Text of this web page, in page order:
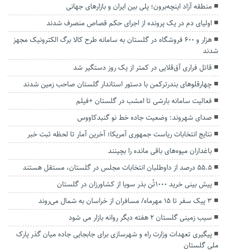
منطقه آزاد اینچه‌برون؛ پلی بین ایران و بازارهای جهانی
اولیای دم در یک پرونده از اجرای حکم قصاص منصرف شدند
هزار و ۶۰۰ فروشگاه در گلستان به سامانه طرح کالا برگ الکترونیک مجهز
شدند
قاتل فراری آق‌قلایی در کمتر از یک روز دستگیر شد
چهارقلوهای بندرترکمن با دستور استاندار گلستان صاحب زمین شدند
فعالیت سامانه بارشی تا امشب در گلستان +فیلم
صدای شهروند: وضعیت جاده خط نو گنبدکاووس
نتایج انتخابات ریاست جمهوری آمریکا؛ آخرین آمار تا لحظه ثبت خبر
باغداران میوه‌های باقی مانده را بچینند
۵۵.۵ درصد از داوطلبان انتخابات مجلس در گلستان، مستقل هستند
پیش بینی خرید ۱۰۰۰تُن بذر سویا از کشاورزان در گلستان
۳ پیک سفر تا ۱۵ مهرماه/ مسافران از خراسان به شمال می‌روند
سیب زمینی گلستان ۲ هفته دیگر روانه بازار می شود
پیگیری تعهدات وزارت راه و شهرسازی برای جابجایی جاده میان گذر پارک
ملی گلستان